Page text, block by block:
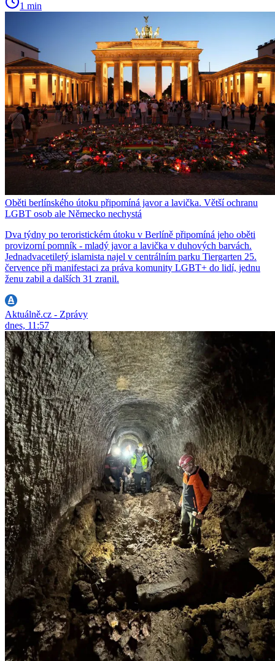
1 min
Oběti berlínského útoku připomíná javor a lavička. Větší ochranu
LGBT osob ale Německo nechystá
Dva týdny po teroristickém útoku v Berlíně připomíná jeho oběti
provizorní pomník - mladý javor a lavička v duhových barvách.
Jednadvacetiletý islamista najel v centrálním parku Tiergarten 25.
července při manifestaci za práva komunity LGBT+ do lidí, jednu
ženu zabil a dalších 31 zranil.
Aktuálně.cz - Zprávy
dnes, 11:57